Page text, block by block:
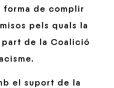
forma de complir
pels quals la
de la Coalició
el suport de la